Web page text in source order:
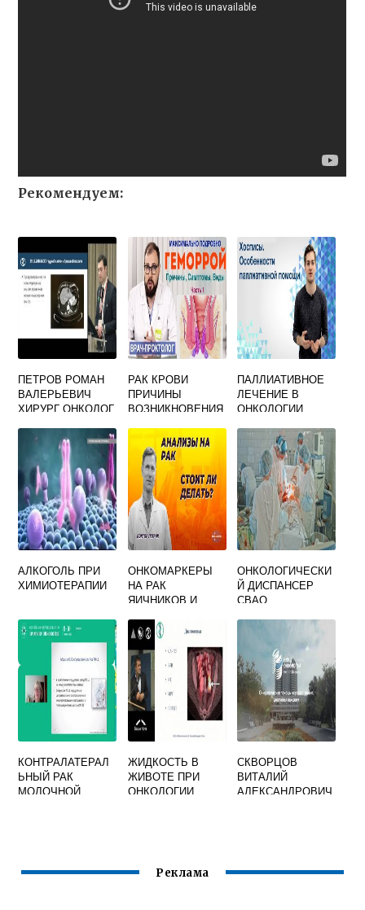
Рекомендуем:
ПЕТРОВ РОМАН
ВАЛЕРЬЕВИЧ
ХИРУРГ ОНКОЛОГ
РАК КРОВИ
ПРИЧИНЫ
ВОЗНИКНОВЕНИЯ
ПАЛЛИАТИВНОЕ
ЛЕЧЕНИЕ В
ОНКОЛОГИИ
АЛКОГОЛЬ ПРИ
ХИМИОТЕРАПИИ
ОНКОМАРКЕРЫ
НА РАК
ЯИЧНИКОВ И
ОНКОЛОГИЧЕСКИ
Й ДИСПАНСЕР
СВАО
КОНТРАЛАТЕРАЛ
ЬНЫЙ РАК
МОЛОЧНОЙ
ЖИДКОСТЬ В
ЖИВОТЕ ПРИ
ОНКОЛОГИИ
СКВОРЦОВ
ВИТАЛИЙ
АЛЕКСАНДРОВИЧ
Реклама